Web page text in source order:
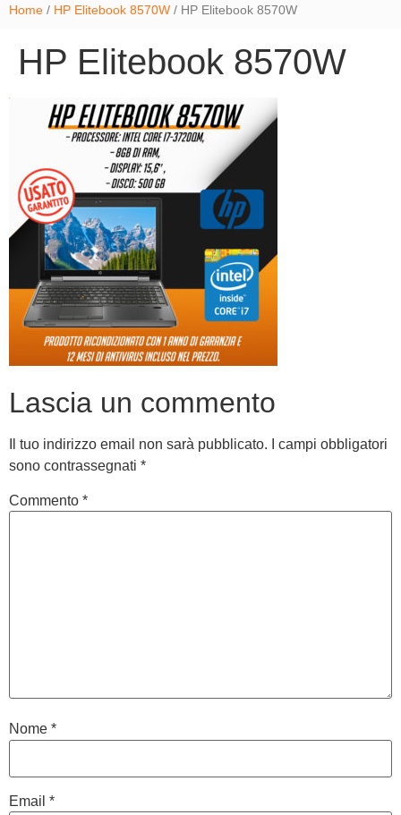
Home / HP Elitebook 8570W / HP Elitebook 8570W
HP Elitebook 8570W
Lascia un commento
Il tuo indirizzo email non sarà pubblicato.
I campi obbligatori
sono contrassegnati *
Commento *
Nome *
Email *